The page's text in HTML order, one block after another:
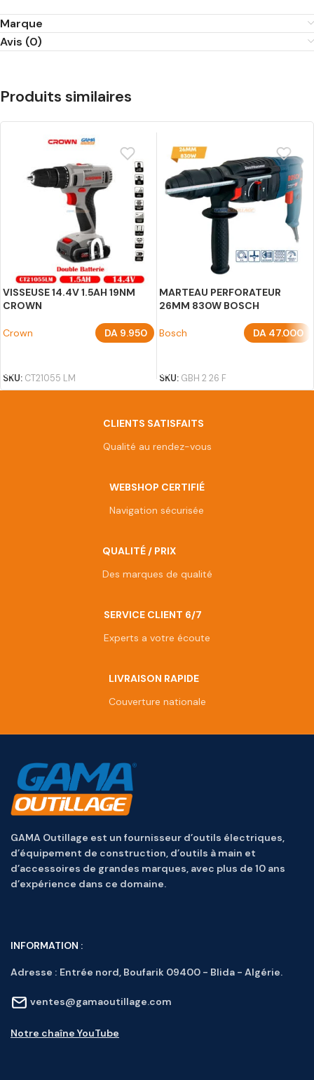
Marque
Avis (0)
Produits similaires
VISSEUSE 14.4V 1.5AH 19NM
CROWN
Crown DA 9.950
SKU: CT21055 LM
MARTEAU PERFORATEUR
26MM 830W BOSCH
Bosch DA 47.000
SKU: GBH 2 26 F
CLIENTS SATISFAITS
Qualité au rendez-vous
WEBSHOP CERTIFIÉ
Navigation sécurisée
QUALITÉ / PRIX
Des marques de qualité
SERVICE CLIENT 6/7
Experts a votre écoute
LIVRAISON RAPIDE
Couverture nationale
GAMA Outillage est un fournisseur d’outils électriques,
d’équipement de construction, d’outils à main et
d’accessoires de grandes marques, avec plus de 10 ans
d’expérience dans ce domaine.
INFORMATION :
Adresse : Entrée nord, Boufarik 09400 - Blida - Algérie.
ventes@gamaoutillage.com
Notre chaîne YouTube